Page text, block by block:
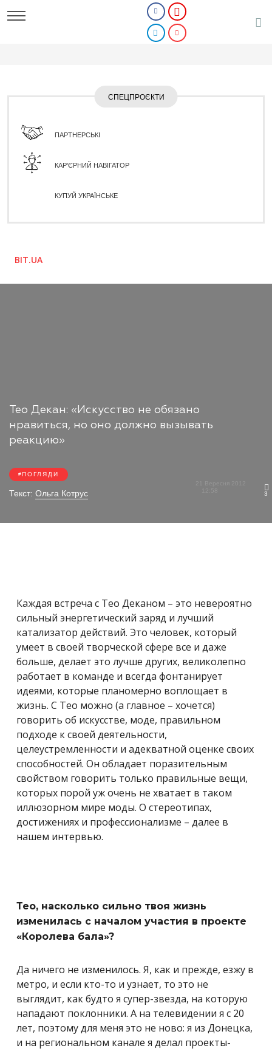
СПЕЦПРОЄКТИ
ПАРТНЕРСЬКІ
КАР'ЄРНИЙ НАВІГАТОР
КУПУЙ УКРАЇНСЬКЕ
BIT.UA
Тео Декан: «Искусство не обязано
нравиться, но оно должно вызывать
реакцию»
ПОГЛЯДИ
Текст: Ольга Котрус
21 Вересня 2012
3
Каждая встреча с Тео Деканом – это невероятно
сильный энергетический заряд и лучший
катализатор действий. Это человек, который
умеет в своей творческой сфере все и даже
больше, делает это лучше других, великолепно
работает в команде и всегда фонтанирует
идеями, которые планомерно воплощает в
жизнь. С Тео можно (а главное – хочется)
говорить об искусстве, моде, правильном
подходе к своей деятельности,
целеустремленности и адекватной оценке своих
способностей. Он обладает поразительным
свойством говорить только правильные вещи,
которых порой уж очень не хватает в таком
иллюзорном мире моды. О стереотипах,
достижениях и профессионализме – далее в
нашем интервью.
Тео, насколько сильно твоя жизнь
изменилась с началом участия в проекте
«Королева бала»?
Да ничего не изменилось. Я, как и прежде, езжу в
метро, и если кто-то и узнает, то это не
выглядит, как будто я супер-звезда, на которую
нападают поклонники. А на телевидении я с 20
лет, поэтому для меня это не ново: я из Донецка,
и на региональном канале я делал проекты-